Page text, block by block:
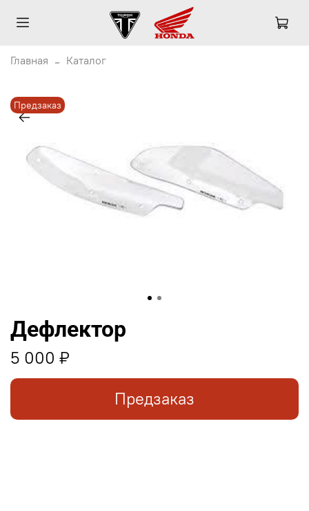
Главная Каталог
Предзаказ
Дефлектор
5 000 ₽
Предзаказ